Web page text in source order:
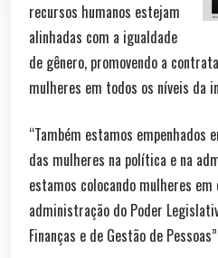
recursos humanos estejam
alinhadas com a igualdade
de gênero, promovendo a
mulheres em todos os níveis da
“Também estamos empenhados
das mulheres na política e na
estamos colocando mulheres
administração do Poder
Finanças e de Gestão de